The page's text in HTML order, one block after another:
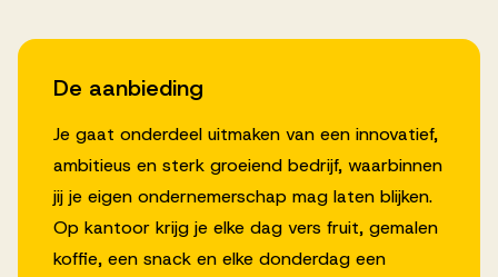
De aanbieding
Je gaat onderdeel uitmaken van een innovatief,
ambitieus en sterk groeiend bedrijf, waarbinnen
jij je eigen ondernemerschap mag laten blijken.
Op kantoor krijg je elke dag vers fruit, gemalen
koffie, een snack en elke donderdag een